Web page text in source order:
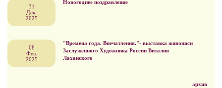
31
Дек.
2025
Новогоднее поздравление
08
Фев.
2025
"Времена года. Впечатления."- выставка живописи
Заслуженного Художника России Виталия
Лаханского
архив